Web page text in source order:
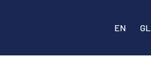
EN GL